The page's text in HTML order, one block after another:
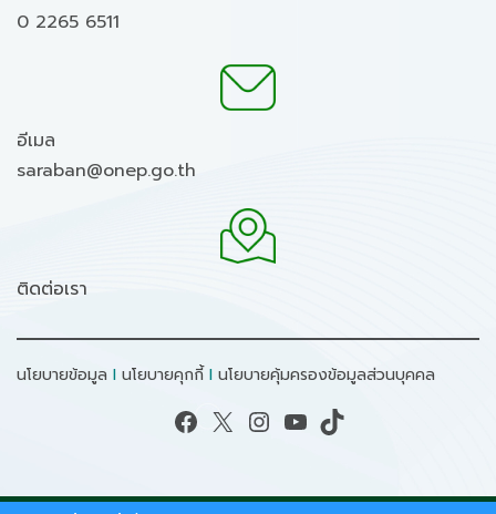
0 2265 6511
อีเมล
saraban@onep.go.th
ติดต่อเรา
นโยบายข้อมูล I นโยบายคุกกี้I นโยบายคุ้มครองข้อมูลส่วนบุคคล
Facebook X Instagram YouTube TikTok